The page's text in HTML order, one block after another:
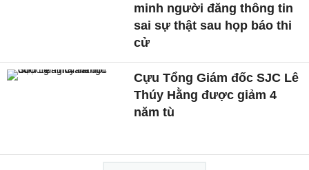
minh người đăng thông tin
sai sự thật sau họp báo thi
cử
Cựu Tổng Giám đốc SJC Lê
Thúy Hằng được giảm 4
năm tù